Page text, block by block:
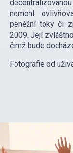
nemohl
peněžní toky či
2009. Její
čímž bude
Fotografie od